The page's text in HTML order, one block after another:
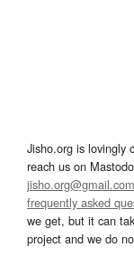
Jisho.org is lovingly
reach us on
jisho.org@gmail.com
frequently asked
we get, but it can
project and we do